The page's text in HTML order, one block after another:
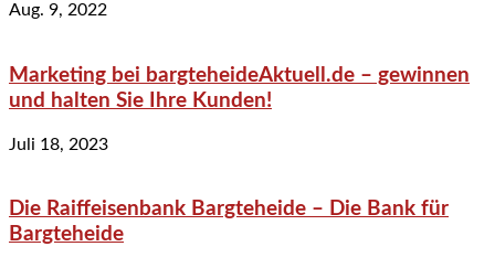
Aug. 9, 2022
Marketing bei bargteheideAktuell.de – gewinnen
und halten Sie Ihre Kunden!
Juli 18, 2023
Die Raiffeisenbank Bargteheide – Die Bank für
Bargteheide